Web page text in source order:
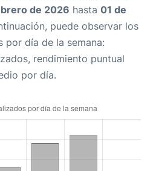
de 2026 hasta 01 de
puede observar los
por día de la semana:
rendimiento puntual
por día.